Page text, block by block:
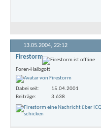
13.05.2004, 22:12
Firestorm
Foren-Halbgott
Dabei seit
15.04.2001
Beiträge
3.638